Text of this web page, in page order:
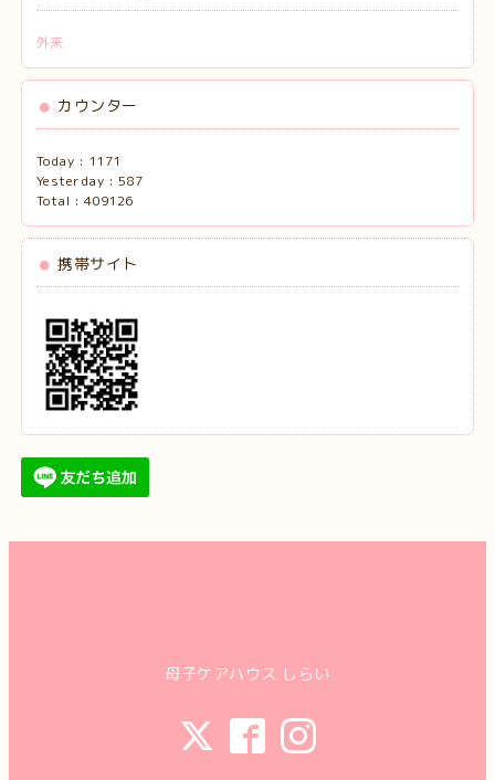
外来
カウンター
Today : 1171
Yesterday : 587
Total : 409126
携帯サイト
母子ケアハウス しらい